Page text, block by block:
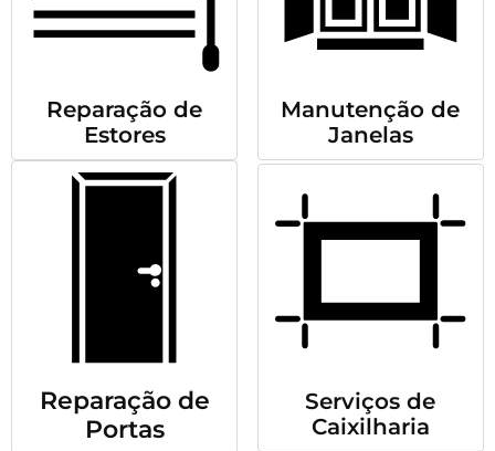
Reparação de
Estores
Manutenção de
Janelas
Reparação de
Portas
Serviços de
Caixilharia